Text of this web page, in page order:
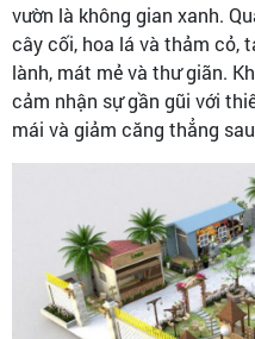
vườn là không gian xanh.
cây cối, hoa lá và thảm cỏ,
lành, mát mẻ và thư giãn.
cảm nhận sự gần gũi với
mái và giảm căng thẳng